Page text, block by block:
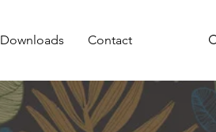
Downloads Contact